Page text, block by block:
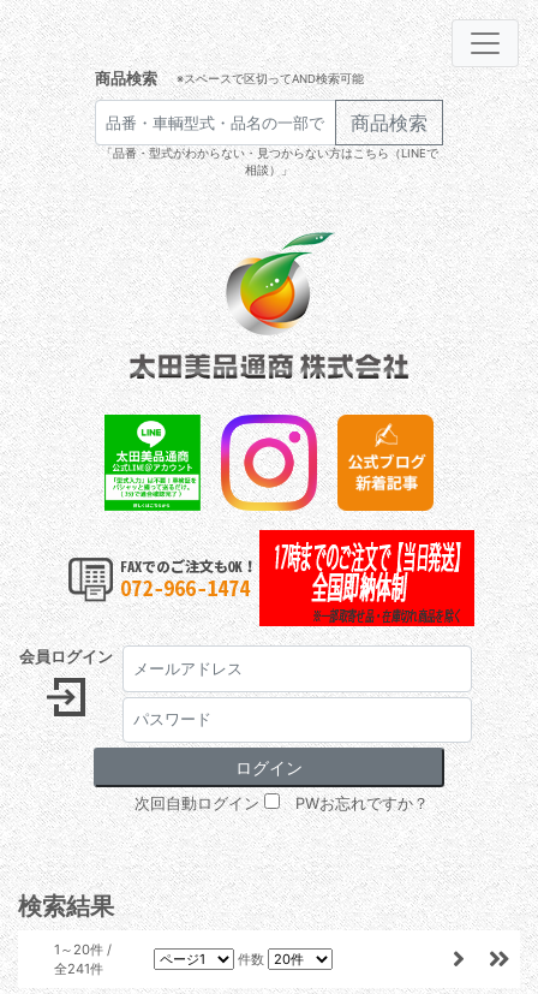
商品検索 ※スペースで区切ってAND検索可能
商品検索
「品番・型式がわからない・見つからない方はこちら（LINEで
相談）」
会員ログイン
次回自動ログイン PWお忘れですか？
検索結果
1～20件 /
全241件
件数